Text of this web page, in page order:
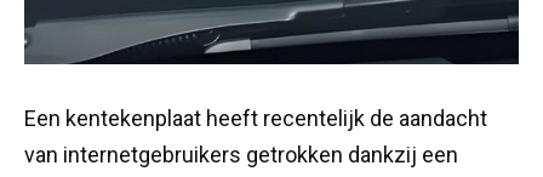
Een kentekenplaat heeft recentelijk de aandacht
van internetgebruikers getrokken dankzij een